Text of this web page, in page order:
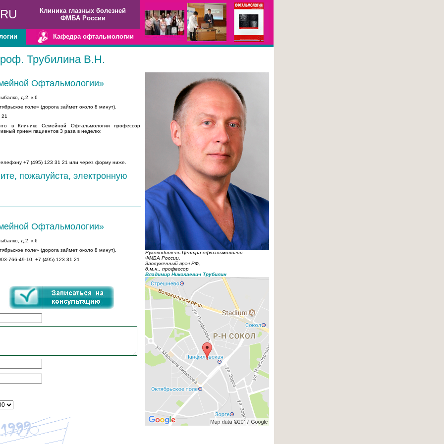
Клиника глазных болезней
ФМБА России
Кафедра офтальмологии
Трубилина В.Н.
Офтальмологии»
д.2, к.6
поле» (дорога займет около 8 минут).
в Клинике Семейной Офтальмологии профессор
прием пациентов 3 раза в неделю:
+7 (495) 123 31 21 или через форму ниже.
пожалуйста, электронную
Офтальмологии»
д.2, к.6
поле» (дорога займет около 8 минут).
766-49-10, +7 (495) 123 31 21
Руководитель Центра офтальмологии
ФМБА России,
Заслуженный врач РФ,
д.м.н., профессор
Владимир Николаевич Трубилин